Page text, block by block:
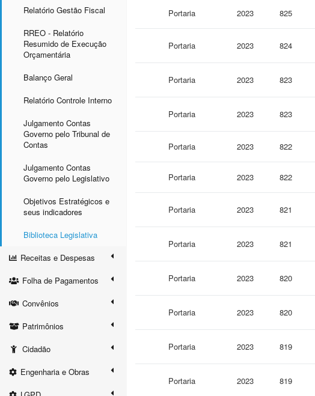
Relatório Gestão Fiscal
RREO - Relatório
Resumido de Execução
Orçamentária
Balanço Geral
Relatório Controle Interno
Julgamento Contas
Governo pelo Tribunal de
Contas
Julgamento Contas
Governo pelo Legislativo
Objetivos Estratégicos e
seus indicadores
Biblioteca Legislativa
Receitas e Despesas
Folha de Pagamentos
Convênios
Patrimônios
Cidadão
Engenharia e Obras
Portaria 2023 825
Portaria 2023 824
Portaria 2023 823
Portaria 2023 823
Portaria 2023 822
Portaria 2023 822
Portaria 2023 821
Portaria 2023 821
Portaria 2023 820
Portaria 2023 820
Portaria 2023 819
Portaria 2023 819